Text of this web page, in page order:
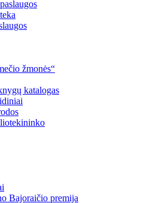
žmonės“
katalogas
Bajoraičio premija